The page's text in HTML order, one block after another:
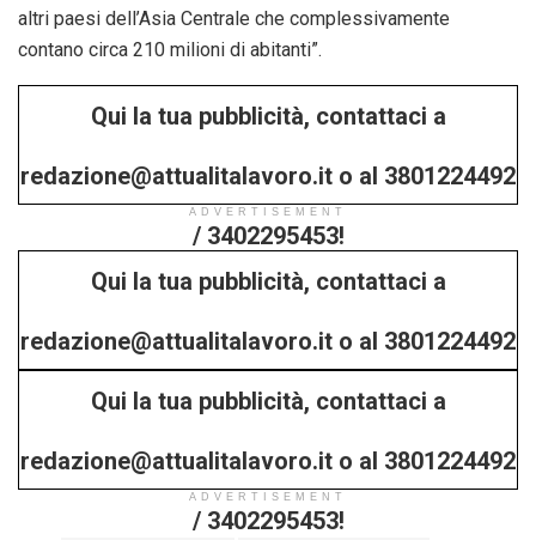
altri paesi dell’Asia Centrale che complessivamente
contano circa 210 milioni di abitanti”.
Qui la tua pubblicità, contattaci a
redazione@attualitalavoro.it o al 3801224492
/ 3402295453!
ADVERTISEMENT
Qui la tua pubblicità, contattaci a
redazione@attualitalavoro.it o al 3801224492
/ 3402295453!
Qui la tua pubblicità, contattaci a
redazione@attualitalavoro.it o al 3801224492
/ 3402295453!
ADVERTISEMENT